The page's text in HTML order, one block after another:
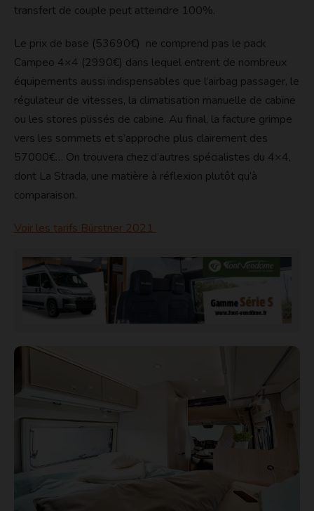
transfert de couple peut atteindre 100%.
Le prix de base (53690€) ne comprend pas le pack
Campeo 4×4 (2990€) dans lequel entrent de nombreux
équipements aussi indispensables que l’airbag passager, le
régulateur de vitesses, la climatisation manuelle de cabine
ou les stores plissés de cabine. Au final, la facture grimpe
vers les sommets et s’approche plus clairement des
57000€… On trouvera chez d’autres spécialistes du 4×4,
dont La Strada, une matière à réflexion plutôt qu’à
comparaison.
Voir les tarifs Bürstner 2021